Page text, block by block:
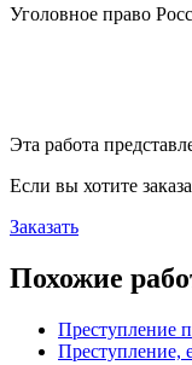
Уголовное право
Эта работа
Если вы хотите
Заказать
Похожие
Преступление
Преступление,